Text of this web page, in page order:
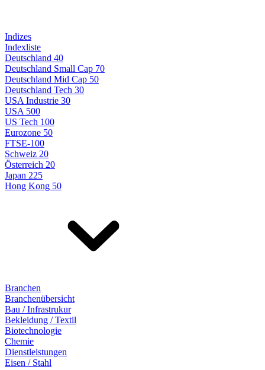
Indizes
Indexliste
Deutschland 40
Deutschland Small Cap 70
Deutschland Mid Cap 50
Deutschland Tech 30
USA Industrie 30
USA 500
US Tech 100
Eurozone 50
FTSE-100
Schweiz 20
Österreich 20
Japan 225
Hong Kong 50
Branchen
Branchenübersicht
Bau / Infrastrukur
Bekleidung / Textil
Biotechnologie
Chemie
Dienstleistungen
Eisen / Stahl